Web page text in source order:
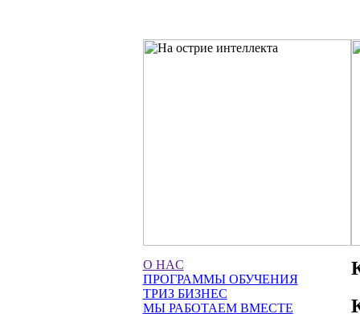
O НАC
ПРОГРАММЫ ОБУЧЕНИЯ
ТРИЗ БИЗНЕС
МЫ РАБОТАЕМ ВМЕСТЕ